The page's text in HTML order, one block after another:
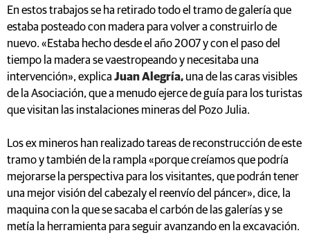
En estos trabajos se ha retirado todo el tramo de galería que
estaba posteado con madera para volver a construirlo de
nuevo. «Estaba hecho desde el año 2007 y con el paso del
tiempo la madera se vaestropeando y necesitaba una
intervención», explica Juan Alegría, una de las caras visibles
de la Asociación, que a menudo ejerce de guía para los turistas
que visitan las instalaciones mineras del Pozo Julia.
Los ex mineros han realizado tareas de reconstrucción de este
tramo y también de la rampla «porque creíamos que podría
mejorarse la perspectiva para los visitantes, que podrán tener
una mejor visión del cabezaly el reenvío del páncer», dice, la
maquina con la que se sacaba el carbón de las galerías y se
metía la herramienta para seguir avanzando en la excavación.